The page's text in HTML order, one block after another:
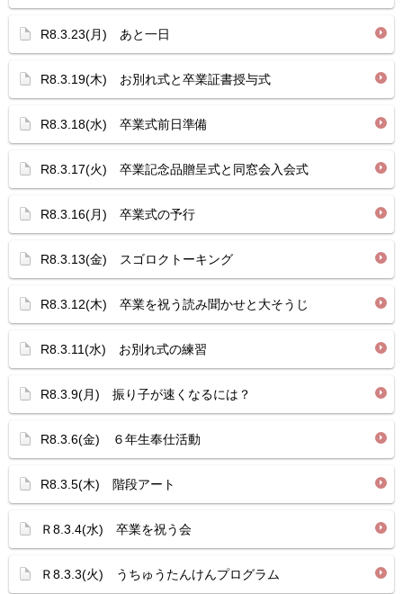
R8.3.23(月) あと一日
R8.3.19(木) お別れ式と卒業証書授与式
R8.3.18(水) 卒業式前日準備
R8.3.17(火) 卒業記念品贈呈式と同窓会入会式
R8.3.16(月) 卒業式の予行
R8.3.13(金) スゴロクトーキング
R8.3.12(木) 卒業を祝う読み聞かせと大そうじ
R8.3.11(水) お別れ式の練習
R8.3.9(月) 振り子が速くなるには？
R8.3.6(金) ６年生奉仕活動
R8.3.5(木) 階段アート
Ｒ8.3.4(水) 卒業を祝う会
Ｒ8.3.3(火) うちゅうたんけんプログラム